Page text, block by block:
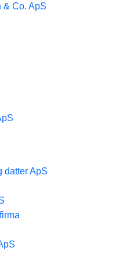
& Co. ApS
datter ApS